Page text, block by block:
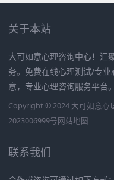
关于本站
大可如意心理咨询中心！汇
务。免费在线心理测试/专
意，专业心理咨询服务平台。
Copyright © 2024 大可如意心
2023006999号网站地图
联系我们